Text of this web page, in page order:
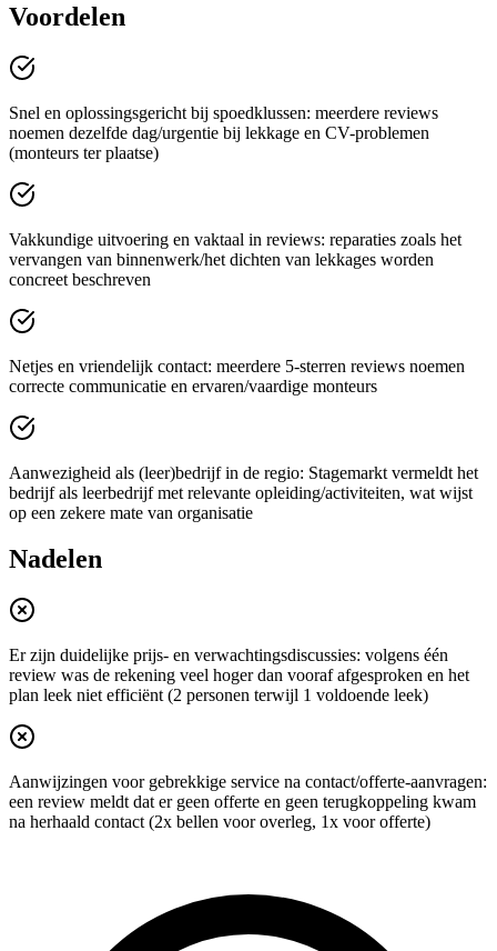
Voordelen
Snel en oplossingsgericht bij spoedklussen: meerdere reviews
noemen dezelfde dag/urgentie bij lekkage en CV-problemen
(monteurs ter plaatse)
Vakkundige uitvoering en vaktaal in reviews: reparaties zoals het
vervangen van binnenwerk/het dichten van lekkages worden
concreet beschreven
Netjes en vriendelijk contact: meerdere 5-sterren reviews noemen
correcte communicatie en ervaren/vaardige monteurs
Aanwezigheid als (leer)bedrijf in de regio: Stagemarkt vermeldt het
bedrijf als leerbedrijf met relevante opleiding/activiteiten, wat wijst
op een zekere mate van organisatie
Nadelen
Er zijn duidelijke prijs- en verwachtingsdiscussies: volgens één
review was de rekening veel hoger dan vooraf afgesproken en het
plan leek niet efficiënt (2 personen terwijl 1 voldoende leek)
Aanwijzingen voor gebrekkige service na contact/offerte-aanvragen:
een review meldt dat er geen offerte en geen terugkoppeling kwam
na herhaald contact (2x bellen voor overleg, 1x voor offerte)